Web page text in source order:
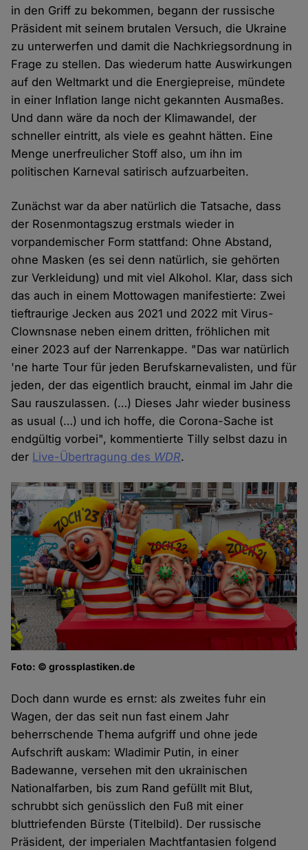
in den Griff zu bekommen, begann der russische
Präsident mit seinem brutalen Versuch, die Ukraine
zu unterwerfen und damit die Nachkriegsordnung in
Frage zu stellen. Das wiederum hatte Auswirkungen
auf den Weltmarkt und die Energiepreise, mündete
in einer Inflation lange nicht gekannten Ausmaßes.
Und dann wäre da noch der Klimawandel, der
schneller eintritt, als viele es geahnt hätten. Eine
Menge unerfreulicher Stoff also, um ihn im
politischen Karneval satirisch aufzuarbeiten.
Zunächst war da aber natürlich die Tatsache, dass
der Rosenmontagszug erstmals wieder in
vorpandemischer Form stattfand: Ohne Abstand,
ohne Masken (es sei denn natürlich, sie gehörten
zur Verkleidung) und mit viel Alkohol. Klar, dass sich
das auch in einem Mottowagen manifestierte: Zwei
tieftraurige Jecken aus 2021 und 2022 mit Virus-
Clownsnase neben einem dritten, fröhlichen mit
einer 2023 auf der Narrenkappe. "Das war natürlich
'ne harte Tour für jeden Berufskarnevalisten, und für
jeden, der das eigentlich braucht, einmal im Jahr die
Sau rauszulassen. (…) Dieses Jahr wieder business
as usual (…) und ich hoffe, die Corona-Sache ist
endgültig vorbei", kommentierte Tilly selbst dazu in
der Live-Übertragung des WDR.
Foto: © grossplastiken.de
Doch dann wurde es ernst: als zweites fuhr ein
Wagen, der das seit nun fast einem Jahr
beherrschende Thema aufgriff und ohne jede
Aufschrift auskam: Wladimir Putin, in einer
Badewanne, versehen mit den ukrainischen
Nationalfarben, bis zum Rand gefüllt mit Blut,
schrubbt sich genüsslich den Fuß mit einer
bluttriefenden Bürste (Titelbild). Der russische
Präsident, der imperialen Machtfantasien folgend